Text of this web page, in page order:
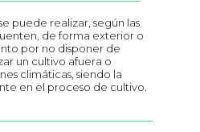
puede realizar, según las
de forma exterior o
por no disponer de
un cultivo afuera o
climáticas, siendo la
en el proceso de cultivo.